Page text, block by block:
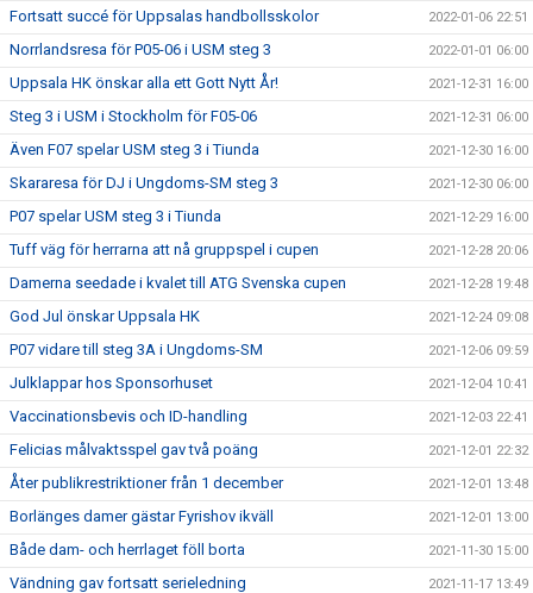
Fortsatt succé för Uppsalas handbollsskolor 2022-01-06 22:51
Norrlandsresa för P05-06 i USM steg 3 2022-01-01 06:00
Uppsala HK önskar alla ett Gott Nytt År! 2021-12-31 16:00
Steg 3 i USM i Stockholm för F05-06 2021-12-31 06:00
Även F07 spelar USM steg 3 i Tiunda 2021-12-30 16:00
Skararesa för DJ i Ungdoms-SM steg 3 2021-12-30 06:00
P07 spelar USM steg 3 i Tiunda 2021-12-29 16:00
Tuff väg för herrarna att nå gruppspel i cupen 2021-12-28 20:06
Damerna seedade i kvalet till ATG Svenska cupen 2021-12-28 19:48
God Jul önskar Uppsala HK 2021-12-24 09:08
P07 vidare till steg 3A i Ungdoms-SM 2021-12-06 09:59
Julklappar hos Sponsorhuset 2021-12-04 10:41
Vaccinationsbevis och ID-handling 2021-12-03 22:41
Felicias målvaktsspel gav två poäng 2021-12-01 22:32
Åter publikrestriktioner från 1 december 2021-12-01 13:48
Borlänges damer gästar Fyrishov ikväll 2021-12-01 13:00
Både dam- och herrlaget föll borta 2021-11-30 15:00
Vändning gav fortsatt serieledning 2021-11-17 13:49